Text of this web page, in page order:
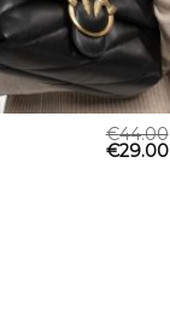
€44.00
€29.00